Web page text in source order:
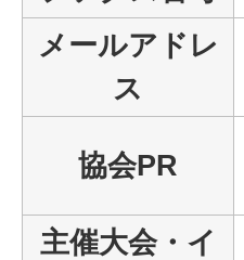
メールアドレ
ス
協会PR
主催大会・イ